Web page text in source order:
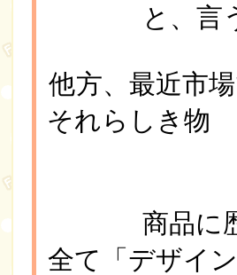
と、言
他方、最近市
それらしき物
商品に
全て「デザイ